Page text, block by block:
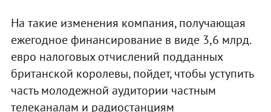
На такие изменения компания, получающая
ежегодное финансирование в виде 3,6 млрд.
евро налоговых отчислений подданных
британской королевы, пойдет, чтобы уступить
часть молодежной аудитории частным
телеканалам и радиостанциям